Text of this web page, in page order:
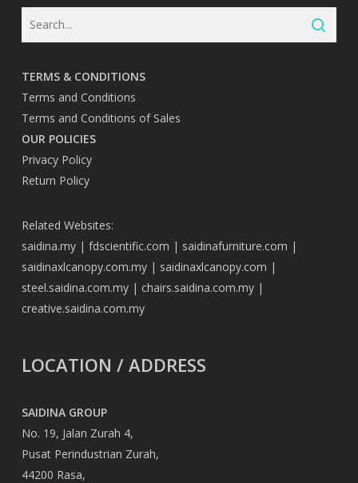
TERMS & CONDITIONS
Terms and Conditions
Terms and Conditions of Sales
OUR POLICIES
Privacy Policy
Return Policy
Related Websites:
saidina.my| fdscientific.com | saidinafurniture.com |
saidinaxlcanopy.com.my| saidinaxlcanopy.com |
steel.saidina.com.my| chairs.saidina.com.my|
creative.saidina.com.my
LOCATION / ADDRESS
SAIDINA GROUP
No. 19, Jalan Zurah 4,
Pusat Perindustrian Zurah,
44200 Rasa,